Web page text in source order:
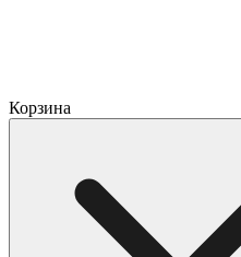
Корзина